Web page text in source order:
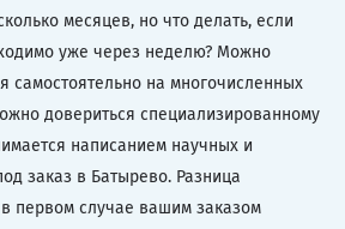
месяцев, но что делать, если
уже через неделю? Можно
самостоятельно на многочисленных
довериться специализированному
написанием научных и
заказ в Батырево. Разница
первом случае вашим заказом